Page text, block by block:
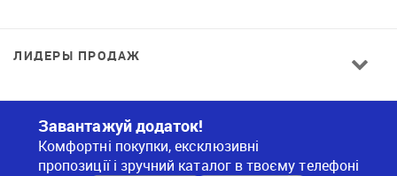
ЛИДЕРЫ ПРОДАЖ
Завантажуй додаток!
Комфортні покупки, ексклюзивні
пропозиції і зручний каталог в твоєму телефоні